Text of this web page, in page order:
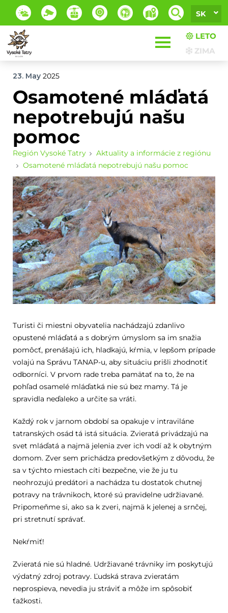
SK
LETO
ZIMA
23. May2025
Osamotené mláďatá
nepotrebujú našu
pomoc
Región Vysoké Tatry
Aktuality a informácie z regiónu
Osamotené mláďatá nepotrebujú našu pomoc
Turisti či miestni obyvatelia nachádzajú zdanlivo
opustené mláďatá a s dobrým úmyslom sa im snažia
pomôcť, prenášajú ich, hladkajú, kŕmia, v lepšom prípade
volajú na Správu TANAP-u, aby situáciu prišli zhodnotiť
odborníci. V prvom rade treba pamätať na to, že na
pohľad osamelé mláďatká nie sú bez mamy. Tá je
spravidla neďaleko a určite sa vráti.
Každý rok v jarnom období sa opakuje v intraviláne
tatranských osád tá istá situácia. Zvieratá privádzajú na
svet mláďatá a najmä jelenia zver ich vodí až k obytným
domom. Zver sem prichádza predovšetkým z dôvodu, že
sa v týchto miestach cíti bezpečne, vie že ju tu
neohrozujú predátori a nachádza tu dostatok chutnej
potravy na trávnikoch, ktoré sú pravidelne udržiavané.
Pripomeňme si, ako sa k zveri, najmä k jelenej a srnčej,
pri stretnutí správať.
Nekŕmiť!
Zvieratá nie sú hladné. Udržiavané trávniky im poskytujú
výdatný zdroj potravy. Ľudská strava zvieratám
neprospieva, nevedia ju stráviť a môže im spôsobiť
ťažkosti.